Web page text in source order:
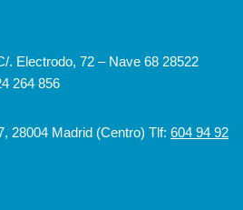
. Electrodo, 72 – Nave 68 28522
264 856
28004 Madrid (Centro) Tlf: 604 94 92